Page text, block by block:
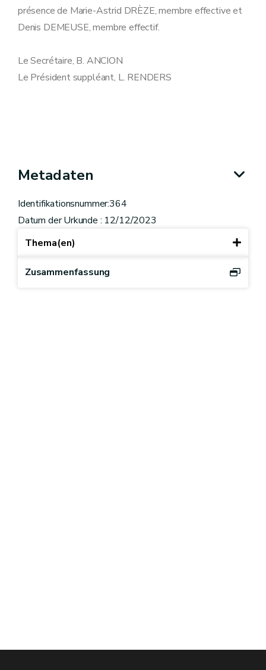
présence de Marie-Astrid DRÈZE, membre effective et
Denis DEMEUSE, membre effectif.
Le Secrétaire, B. ANCION
Le Président suppléant, L. RENDERS
Metadaten
Identifikationsnummer:364
Datum der Urkunde : 12/12/2023
Thema(en)
Zusammenfassung